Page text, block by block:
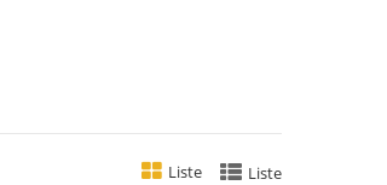
Liste Liste